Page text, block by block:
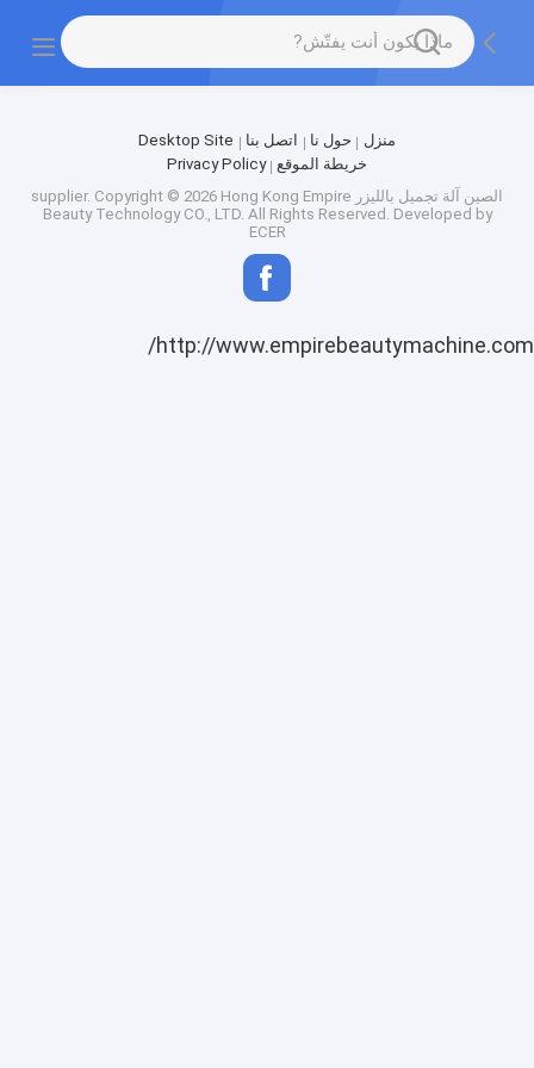
Factory Tour
منزل حول نا اتصل بنا
Desktop Site
خريطة الموقع
Privacy Policy
الصين آلة تجميل بالليزر supplier. Copyright © 2026 Hong Kong Empire
Beauty Technology CO., LTD. All Rights Reserved. Developed by
ECER
http://www.empirebeautymachine.com/